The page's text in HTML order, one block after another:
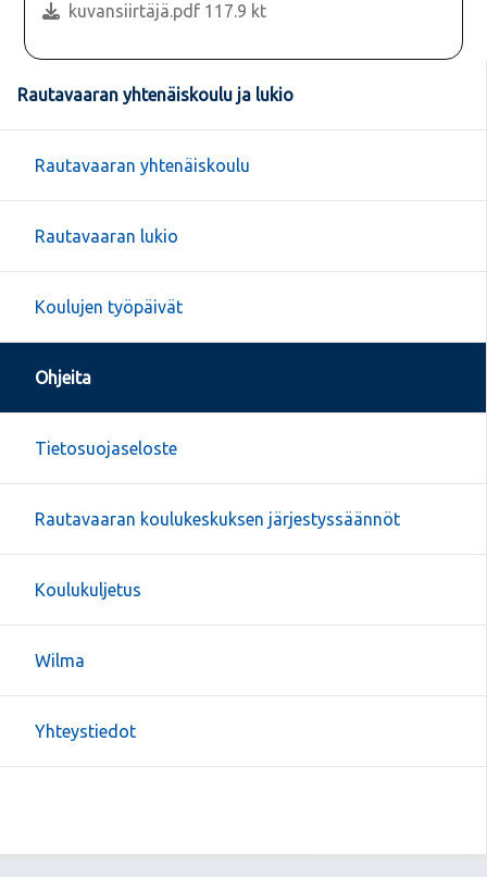
kuvansiirtäjä.pdf 117.9 kt
Rautavaaran yhtenäiskoulu ja lukio
Rautavaaran yhtenäiskoulu
Rautavaaran lukio
Koulujen työpäivät
Ohjeita
Tietosuojaseloste
Rautavaaran koulukeskuksen järjestyssäännöt
Koulukuljetus
Wilma
Yhteystiedot